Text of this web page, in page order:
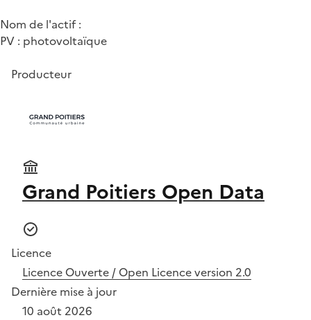
Nom de l'actif :
PV : photovoltaïque
Producteur
Grand Poitiers Open Data
Licence
Licence Ouverte / Open Licence version 2.0
Dernière mise à jour
10 août 2026